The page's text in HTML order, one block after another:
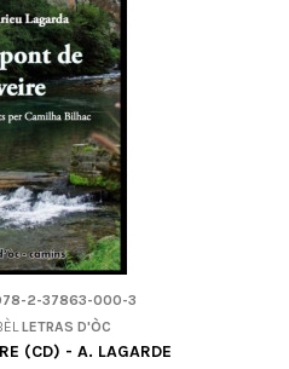
2-37863-000-3
LETRAS D'ÒC
(CD) - A. LAGARDE